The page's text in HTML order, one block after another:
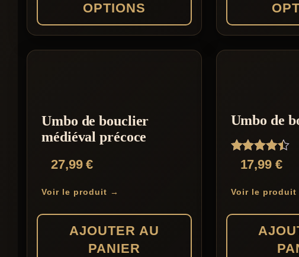
OPTIONS
produit
variations.
Les
peuvent
être
sur
produit
variations.
options
peuvent
être
sur
Umbo de bouclier
médiéval précoce
27,99€
Voir le produit →
AJOUTER AU
PANIER
Umbo de
Note
4.33
17,99 €
Voir le produit